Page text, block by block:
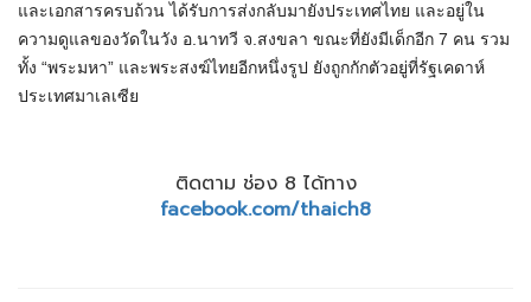
และเอกสารครบถ้วน ได้รับการส่งกลับมายังประเทศไทย และอยู่ใน
ความดูแลของวัดในวัง อ.นาทวี จ.สงขลา ขณะที่ยังมีเด็กอีก 7 คน รวม
ทั้ง “พระมหา” และพระสงฆ์ไทยอีกหนึ่งรูป ยังถูกกักตัวอยู่ที่รัฐเคดาห์
ประเทศมาเลเซีย
ติดตาม ช่อง 8 ได้ทาง
facebook.com/thaich8